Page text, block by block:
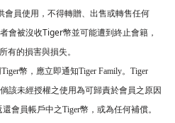
會員使用，不得轉贈、出售或轉售任何
會被沒收Tiger幣並可能遭到終止會籍，
所有的損害與損失。
Tiger幣，應立即通知Tiger Family。 Tiger
該未經授權之使用為可歸責於會員之原因
還會員帳戶中之Tiger幣，或為任何補償。